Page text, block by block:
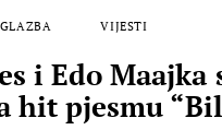
VIJESTI
i Edo
hit pjesmu